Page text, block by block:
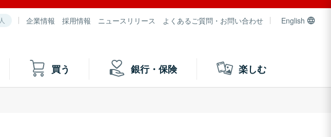
企業情報 採用情報 ニュースリリース よくあるご質問・お問い合わせ English
買う 銀行・保険 楽しむ